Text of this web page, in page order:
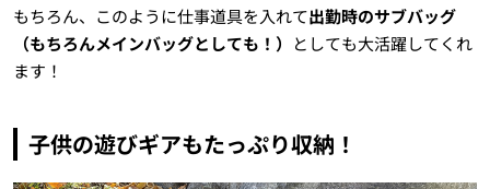
もちろん、このように仕事道具を入れて出勤時のサブバッグ
（もちろんメインバッグとしても！）
としても大活躍してくれ
ます！
子供の遊びギアもたっぷり収納！